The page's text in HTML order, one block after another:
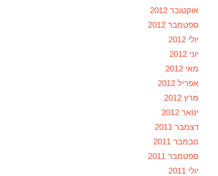
אוקטובר 2012
ספטמבר 2012
יולי 2012
יוני 2012
מאי 2012
אפריל 2012
מרץ 2012
ינואר 2012
דצמבר 2011
נובמבר 2011
ספטמבר 2011
יולי 2011